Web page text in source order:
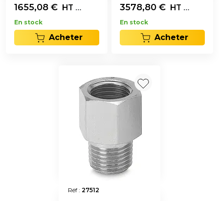
1655,08 € HT L'unité
En stock
Acheter
3578,80 € HT L'unité
En stock
Acheter
Réf : 27512